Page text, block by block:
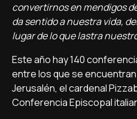
convertirnos en mendigos
da sentido a nuestra vida,
lugar de lo que lastra
Este año hay 140
entre los que se
Jerusalén, el cardenal
Conferencia Episcopal